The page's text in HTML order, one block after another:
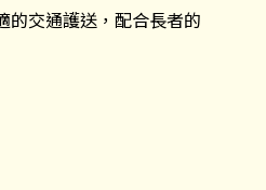
的交通護送，配合長者的